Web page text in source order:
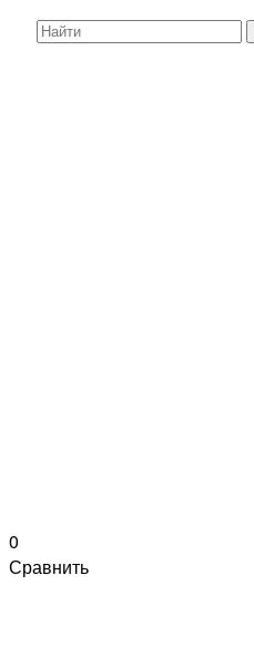
0
Сравнить